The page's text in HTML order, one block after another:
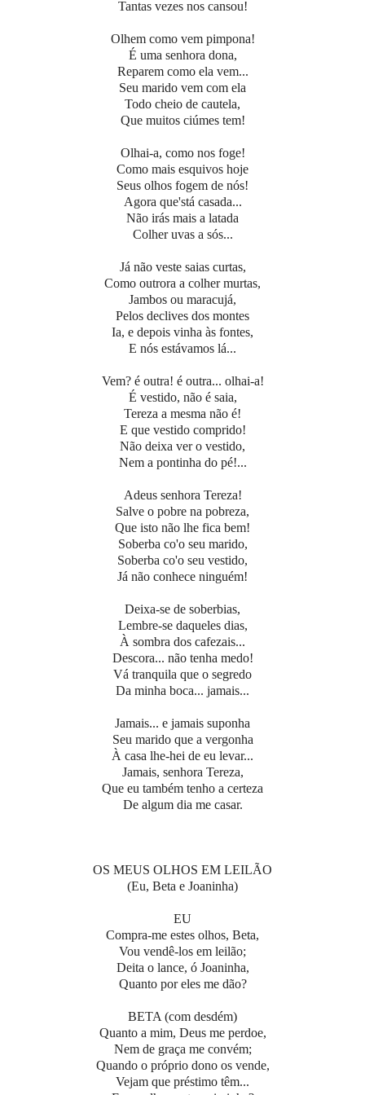
Tantas vezes nos cansou!
Olhem como vem pimpona!
É uma senhora dona,
Reparem como ela vem...
Seu marido vem com ela
Todo cheio de cautela,
Que muitos ciúmes tem!
Olhai-a, como nos foge!
Como mais esquivos hoje
Seus olhos fogem de nós!
Agora que'stá casada...
Não irás mais a latada
Colher uvas a sós...
Já não veste saias curtas,
Como outrora a colher murtas,
Jambos ou maracujá,
Pelos declives dos montes
Ia, e depois vinha às fontes,
E nós estávamos lá...
Vem? é outra! é outra... olhai-a!
É vestido, não é saia,
Tereza a mesma não é!
E que vestido comprido!
Não deixa ver o vestido,
Nem a pontinha do pé!...
Adeus senhora Tereza!
Salve o pobre na pobreza,
Que isto não lhe fica bem!
Soberba co'o seu marido,
Soberba co'o seu vestido,
Já não conhece ninguém!
Deixa-se de soberbias,
Lembre-se daqueles dias,
À sombra dos cafezais...
Descora... não tenha medo!
Vá tranquila que o segredo
Da minha boca... jamais...
Jamais... e jamais suponha
Seu marido que a vergonha
À casa lhe-hei de eu levar...
Jamais, senhora Tereza,
Que eu também tenho a certeza
De algum dia me casar.
OS MEUS OLHOS EM LEILÃO
(Eu, Beta e Joaninha)
EU
Compra-me estes olhos, Beta,
Vou vendê-los em leilão;
Deita o lance, ó Joaninha,
Quanto por eles me dão?
BETA (com desdém)
Quanto a mim, Deus me perdoe,
Nem de graça me convém;
Quando o próprio dono os vende,
Vejam que préstimo têm...